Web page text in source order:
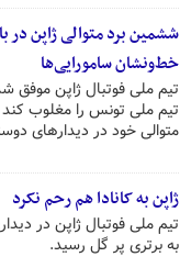
ششمین برد متوالی ژاپن در
خط‌ونشان سامورایی‌ها
تیم ملی تونس را مغلوب
متوالی خود در دیدارهای
ژاپن به کانادا هم رحم نکرد
تیم ملی فوتبال ژاپن در
به برتری پر گل رسید.